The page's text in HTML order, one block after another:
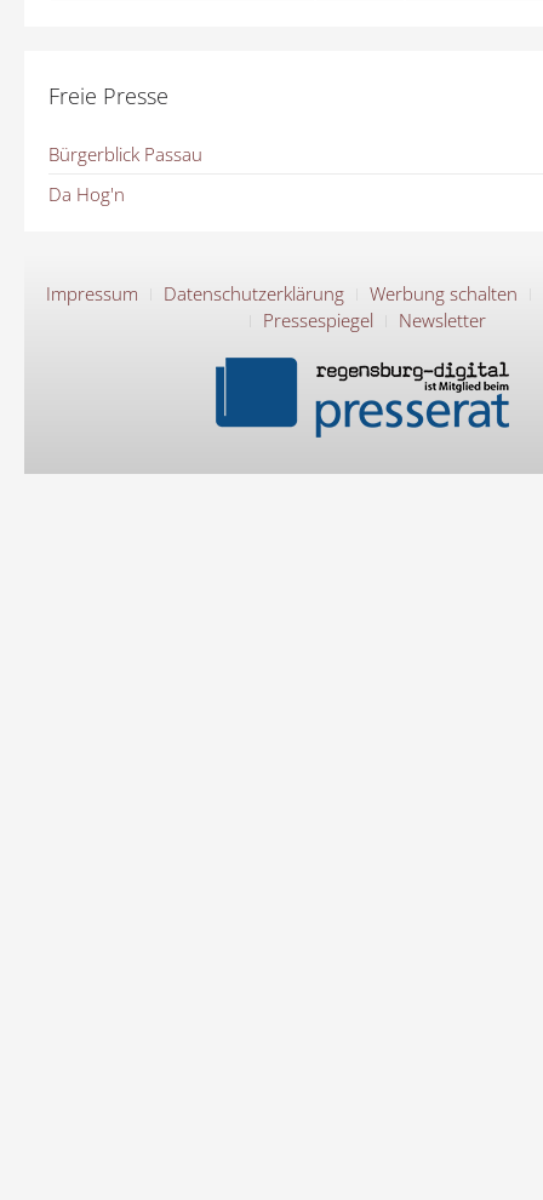
Freie Presse
Bürgerblick Passau
Da Hog'n
Impressum Datenschutzerklärung
Werbung schalten
Pressespiegel
Newsletter